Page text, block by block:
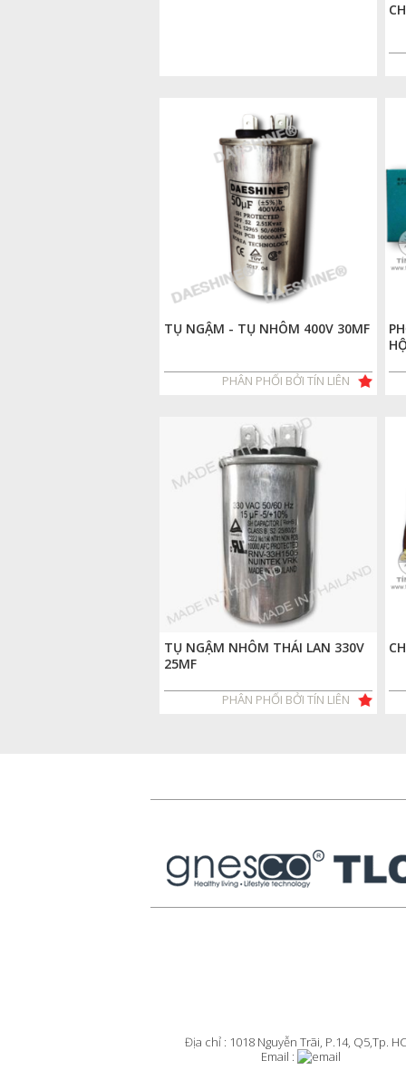
TỤ NGẬM - TỤ NHÔM 400V 30MF
PHÂN PHỐI BỞI TÍN LIÊN
TỤ NGẬM NHÔM THÁI LAN 330V
25MF
PHÂN PHỐI BỞI TÍN LIÊN
Địa chỉ : 1018 Nguyễn Trãi, P.14, Q5,Tp.
Email :